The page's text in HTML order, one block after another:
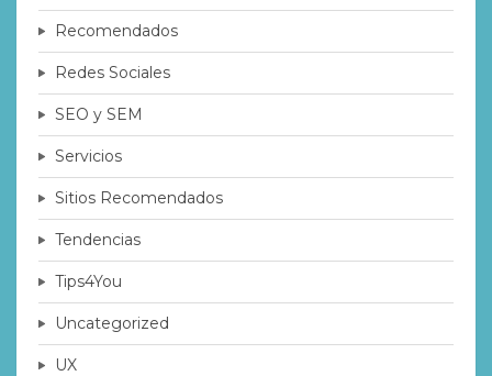
Recomendados
Redes Sociales
SEO y SEM
Servicios
Sitios Recomendados
Tendencias
Tips4You
Uncategorized
UX